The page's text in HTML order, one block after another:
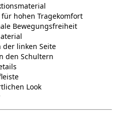
hohen Tragekomfort
Bewegungsfreiheit
der linken Seite
den Schultern
Look